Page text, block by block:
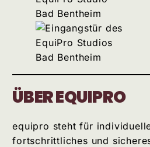
ÜBER EQUIPRO
equipro steht für
fortschrittliches und